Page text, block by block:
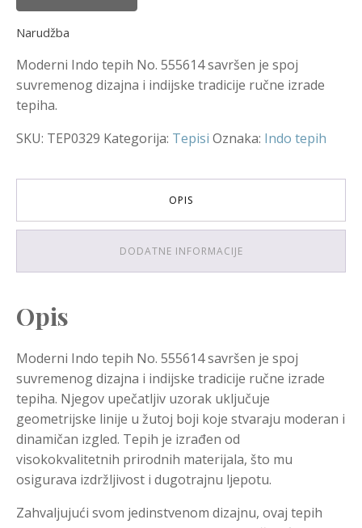
Narudžba
Moderni Indo tepih No. 555614 savršen je spoj
suvremenog dizajna i indijske tradicije ručne izrade
tepiha.
SKU: TEP0329 Kategorija: Tepisi Oznaka: Indo tepih
OPIS
DODATNE INFORMACIJE
Opis
Moderni Indo tepih No. 555614 savršen je spoj
suvremenog dizajna i indijske tradicije ručne izrade
tepiha. Njegov upečatljiv uzorak uključuje
geometrijske linije u žutoj boji koje stvaraju moderan i
dinamičan izgled. Tepih je izrađen od
visokokvalitetnih prirodnih materijala, što mu
osigurava izdržljivost i dugotrajnu ljepotu.
Zahvaljujući svom jedinstvenom dizajnu, ovaj tepih